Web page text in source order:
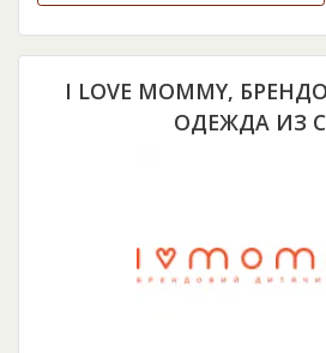
I LOVE MOMMY,
ОДЕЖДА ИЗ